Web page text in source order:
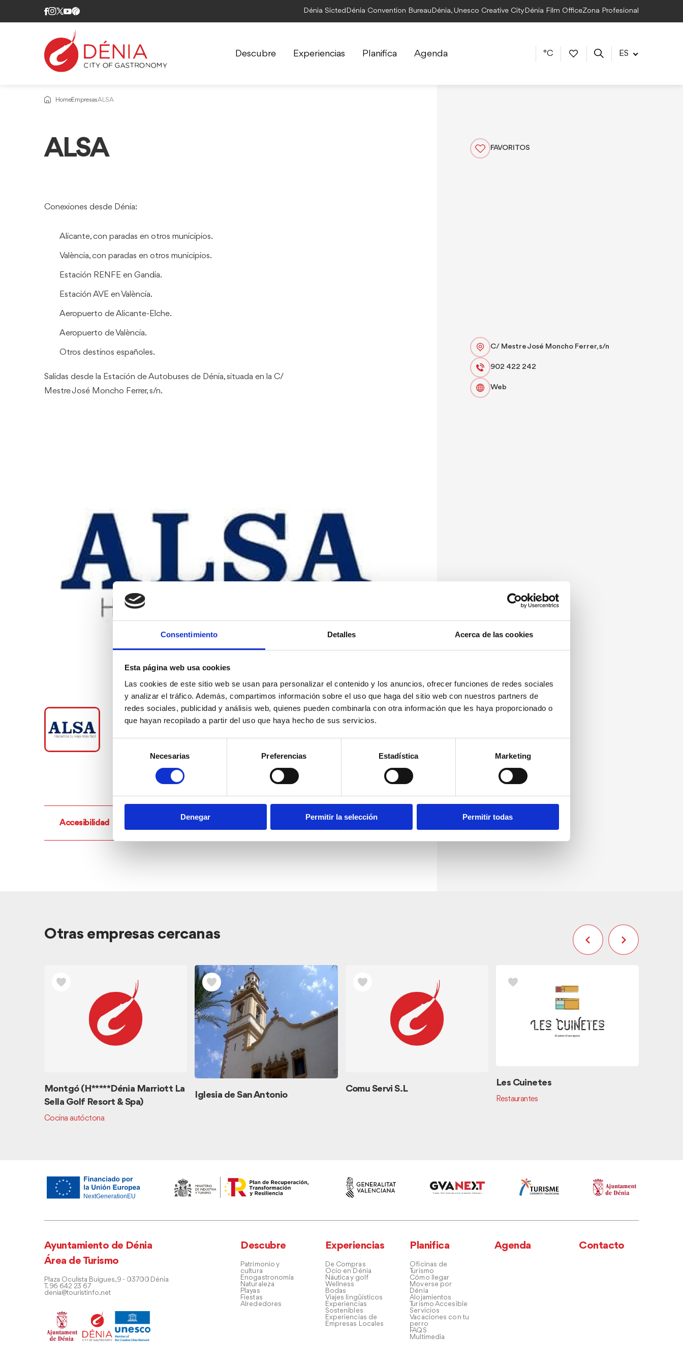
Consentimiento Detalles Acerca de las cookies
Esta página web usa cookies
Las cookies de este sitio web se usan para personalizar el contenido y los anuncios, ofrecer funciones de redes sociales
y analizar el tráfico. Además, compartimos información sobre el uso que haga del sitio web con nuestros partners de
redes sociales, publicidad y análisis web, quienes pueden combinarla con otra información que les haya proporcionado o
que hayan recopilado a partir del uso que haya hecho de sus servicios.
consentimiento
Necesarias Preferencias Estadística Marketing
Denegar Permitir la selección Permitir todas
Dénia Sicted Dénia Convention Bureau Dénia, Unesco Creative CityDénia Film OfficeZona Profesional
Descubre Experiencias Planifica Agenda °C ES
HomeEmpresasALSA
ALSA
Conexiones desde Dénia:
Alicante, con paradas en otros municipios.
València, con paradas en otros municipios.
Estación RENFE en Gandia.
Estación AVE en València.
Aeropuerto de Alicante-Elche.
Aeropuerto de València.
Otros destinos españoles.
Salidas desde la Estación de Autobuses de Dénia, situada en la C/
Mestre José Moncho Ferrer, s/n.
Accesibilidad
FAVORITOS
C/ Mestre José Moncho Ferrer, s/n
902 422 242
Web
Otras empresas cercanas
Montgó (H*****Dénia Marriott La
Sella Golf Resort & Spa)
Cocina autóctona
Iglesia de San Antonio
Comu Servi S.L
Les Cuinetes
Restaurantes
Ayuntamiento de Dénia
Área de Turismo
Plaza Oculista Buigues, 9 - 03700 Dénia
T. 96 642 23 67
denia@touristinfo.net
Descubre
Patrimonio y
cultura
Enogastronomía
Naturaleza
Playas
Fiestas
Alrededores
Experiencias
De Compras
Ocio en Dénia
Náutica y golf
Wellness
Bodas
Viajes lingüísticos
Experiencias
Sostenibles
Experiencias de
Empresas Locales
Planifica
Oficinas de
Turismo
Cómo llegar
Moverse por
Dénia
Alojamientos
Turismo Accesible
Servicios
Vacaciones con tu
perro
FAQS
Multimedia
Agenda Contacto